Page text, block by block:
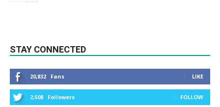
STAY CONNECTED
20,832 Fans LIKE
2,508 Followers FOLLOW